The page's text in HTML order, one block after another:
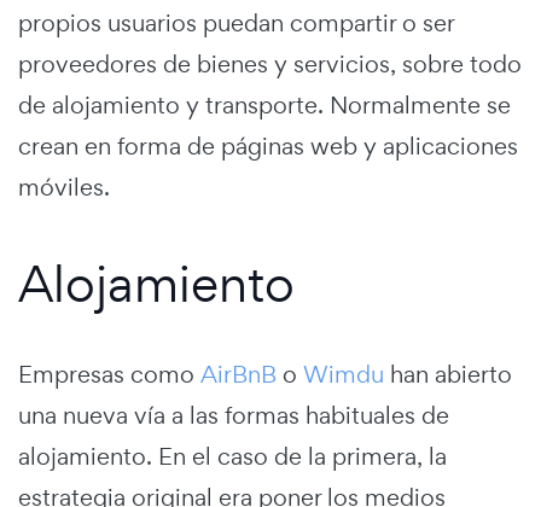
propios usuarios puedan compartir o ser
proveedores de bienes y servicios, sobre todo
de alojamiento y transporte. Normalmente se
crean en forma de páginas web y aplicaciones
móviles.
Alojamiento
Empresas como AirBnB o Wimdu han abierto
una nueva vía a las formas habituales de
alojamiento. En el caso de la primera, la
estrategia original era poner los medios